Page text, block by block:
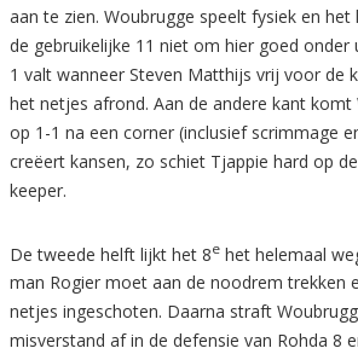
aan te zien. Woubrugge speelt fysiek en
de gebruikelijke 11 niet om hier goed onder
1 valt wanneer Steven Matthijs vrij voor de
het netjes afrond. Aan de andere kant komt
op 1-1 na een corner (inclusief scrimmage
creëert kansen, zo schiet Tjappie hard op
keeper.
De tweede helft lijkt het 8e het helemaal
man Rogier moet aan de noodrem trekken
netjes ingeschoten. Daarna straft
misverstand af in de defensie van Rohda 8